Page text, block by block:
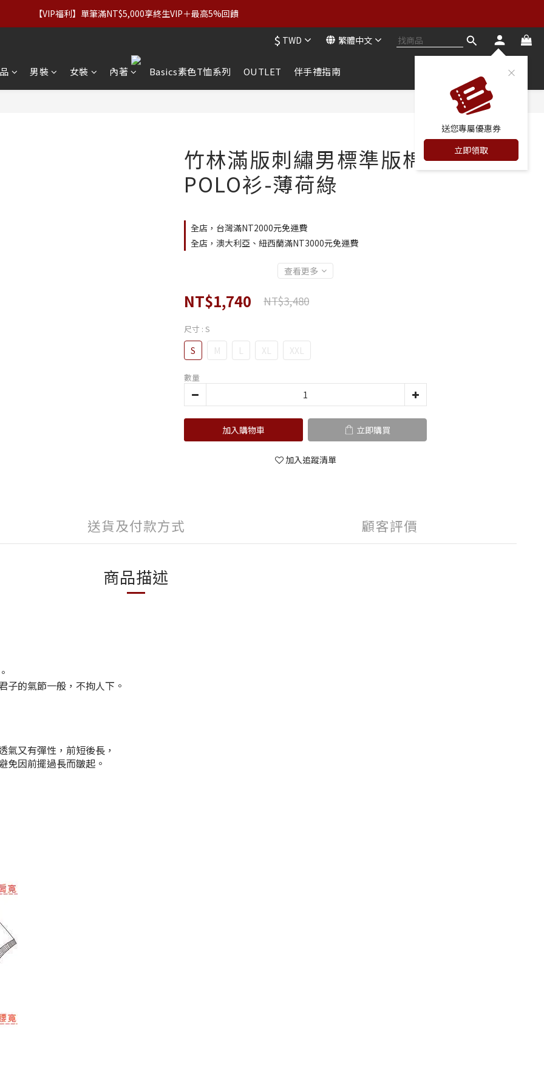
惠】設計系列正價商品＆Basics系列：2件89折／3件79折｜內著：買二送二
【VIP福利】單筆滿NT$5,000享終生VIP＋最高5%回饋
惠】設計系列正價商品＆Basics系列：2件89折／3件79折｜內著：買二送二
$ TWD 繁體中文
送您專屬優惠券
立即領取
男裝 女裝 內著 Basics素色T恤系列 OUTLET 伴手禮指南
竹林滿版刺繡男標準版棉
POLO衫-薄荷綠
全店，台灣滿NT2000元免運費
全店，澳大利亞、紐西蘭滿NT3000元免運費
查看更多
NT$1,740 NT$3,480
尺寸 : S
S M L XL XXL
數量
加入購物車 立即購買
加入追蹤清單
送貨及付款方式 顧客評價
商品描述
子的氣節一般，不拘人下。
氣又有彈性，前短後長，
免因前擺過長而皺起。
立即購買